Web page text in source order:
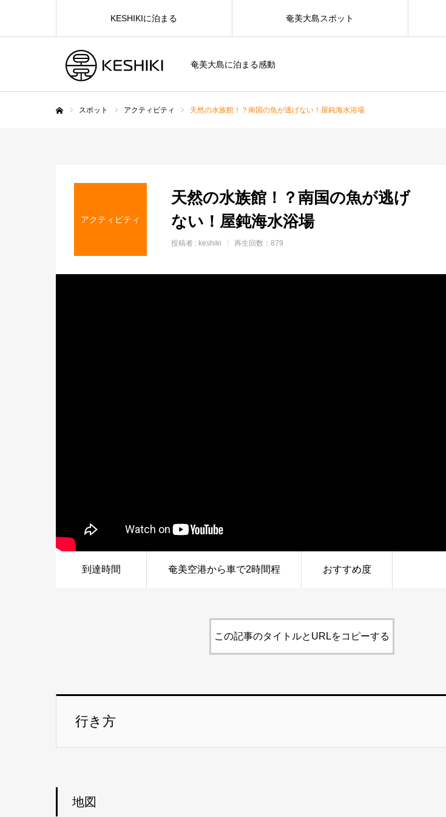
奄美大島に泊まる感動
KESHIKIに泊まる 奄美大島スポット
スポット アクティビティ 天然の水族館！？南国の魚が逃げない！屋鈍海水浴場
アクティビティ
天然の水族館！？南国の魚が逃げ
ない！屋鈍海水浴場
投稿者 : keshiki 再生回数：879
到達時間 奄美空港から車で2時間程 おすすめ度
この記事のタイトルとURLをコピーする
行き方
地図